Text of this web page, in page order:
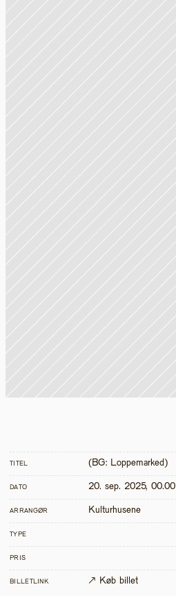
TITEL (BG: Loppemarked)
DATO 20. sep. 2025, 00.00
ARRANGØR Kulturhusene
TYPE
PRIS
BILLETLINK ↗ Køb billet